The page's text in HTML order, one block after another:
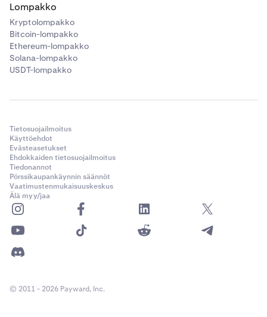
Lompakko
Kryptolompakko
Bitcoin-lompakko
Ethereum-lompakko
Solana-lompakko
USDT-lompakko
Tietosuojailmoitus
Käyttöehdot
Evästeasetukset
Ehdokkaiden tietosuojailmoitus
Tiedonannot
Pörssikaupankäynnin säännöt
Vaatimustenmukaisuuskeskus
Älä myy/jaa
© 2011 - 2026 Payward, Inc.